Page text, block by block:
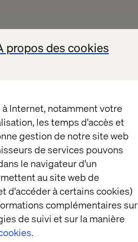
propos des cookies
Internet, notamment votre
les temps d'accès et
gestion de notre site web
de services pouvons
le navigateur d'un
au site web de
d'accéder à certains cookies)
complémentaires sur
de suivi et sur la manière
plus directe
en maximisant à la
plus de 3 000
développeurs opérant
Uni, Canada, France,
Inde, Australie,
et le
d’entreprise de